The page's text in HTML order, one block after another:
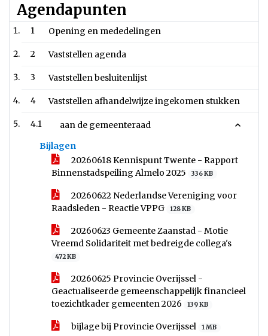
Agendapunten
1 Opening en mededelingen
2 Vaststellen agenda
3 Vaststellen besluitenlijst
4 Vaststellen afhandelwijze ingekomen stukken
4.1
aan de gemeenteraad
Bijlagen
20260618 Kennispunt Twente - Rapport
Binnenstadspeiling Almelo 2025
336 KB
20260622 Nederlandse Vereniging voor
Raadsleden - Reactie VPPG
128 KB
20260623 Gemeente Zaanstad - Motie
Vreemd Solidariteit met bedreigde collega's
472 KB
20260625 Provincie Overijssel -
Geactualiseerde gemeenschappelijk financieel
toezichtkader gemeenten 2026
139 KB
bijlage bij Provincie Overijssel 1 MB